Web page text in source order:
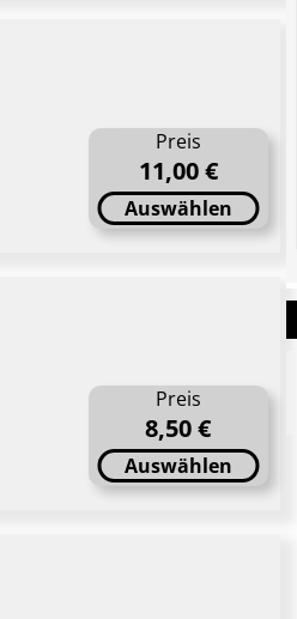
Preis
11,00 €
Auswählen
Preis
8,50 €
Auswählen